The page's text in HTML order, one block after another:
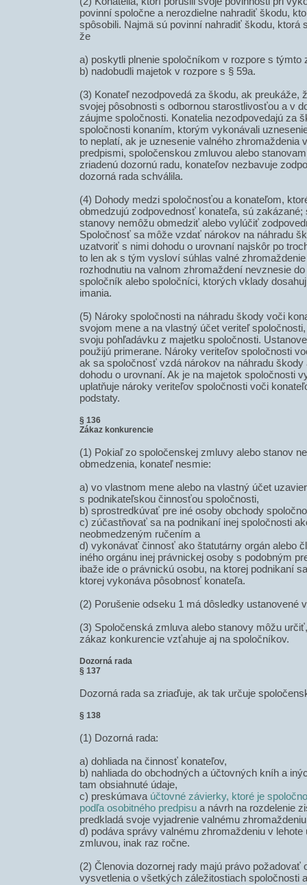
povinní spoločne a nerozdielne nahradiť škodu,
spôsobili. Najmä sú povinní nahradiť škodu, ktorá
že
a) poskytli plnenie spoločníkom v rozpore s týmto
b) nadobudli majetok v rozpore s § 59a.
(3) Konateľ nezodpovedá za škodu, ak preukáže,
svojej pôsobnosti s odbornou starostlivosťou a v
záujme spoločnosti. Konatelia nezodpovedajú za
spoločnosti konaním, ktorým vykonávali
to neplatí, ak je uznesenie valného zhromaždenia
predpismi, spoločenskou zmluvou alebo
zriadenú dozornú radu, konateľov nezbavuje
dozorná rada schválila.
(4) Dohody medzi spoločnosťou a konateľom,
obmedzujú zodpovednosť konateľa, sú
stanovy nemôžu obmedziť alebo vylúčiť
Spoločnosť sa môže vzdať nárokov na náhradu
uzatvoriť s nimi dohodu o urovnaní najskôr po
to len ak s tým vysloví súhlas valné
rozhodnutiu na valnom zhromaždení nevznesie
spoločník alebo spoločníci, ktorých vklady
imania.
(5) Nároky spoločnosti na náhradu škody voči
svojom mene a na vlastný účet veriteľ
svoju pohľadávku z majetku spoločnosti.
použijú primerane. Nároky veriteľov spoločnosti
ak sa spoločnosť vzdá nárokov na náhradu
dohodu o urovnaní. Ak je na majetok spoločnosti
uplatňuje nároky veriteľov spoločnosti voči
podstaty.
§ 136
Zákaz konkurencie
(1) Pokiaľ zo spoločenskej zmluvy alebo stanov
obmedzenia, konateľ nesmie:
a) vo vlastnom mene alebo na vlastný účet
s podnikateľskou činnosťou spoločnosti,
b) sprostredkúvať pre iné osoby obchody
c) zúčastňovať sa na podnikaní inej spoločnosti
neobmedzeným ručením a
d) vykonávať činnosť ako štatutárny orgán alebo
iného orgánu inej právnickej osoby s podobným
ibaže ide o právnickú osobu, na ktorej podnikaní
ktorej vykonáva pôsobnosť konateľa.
(2) Porušenie odseku 1 má dôsledky ustanovené
(3) Spoločenská zmluva alebo stanovy môžu
zákaz konkurencie vzťahuje aj na spoločníkov.
Dozorná rada
§ 137
Dozorná rada sa zriaďuje, ak tak určuje
§ 138
(1) Dozorná rada:
a) dohliada na činnosť konateľov,
b) nahliada do obchodných a účtovných kníh a
tam obsiahnuté údaje,
c) preskúmava účtovné závierky, ktoré je
podľa osobitného predpisu a návrh na rozdelenie
predkladá svoje vyjadrenie valnému
d) podáva správy valnému zhromaždeniu v
zmluvou, inak raz ročne.
(2) Členovia dozornej rady majú právo požadovať
vysvetlenia o všetkých záležitostiach spoločnosti